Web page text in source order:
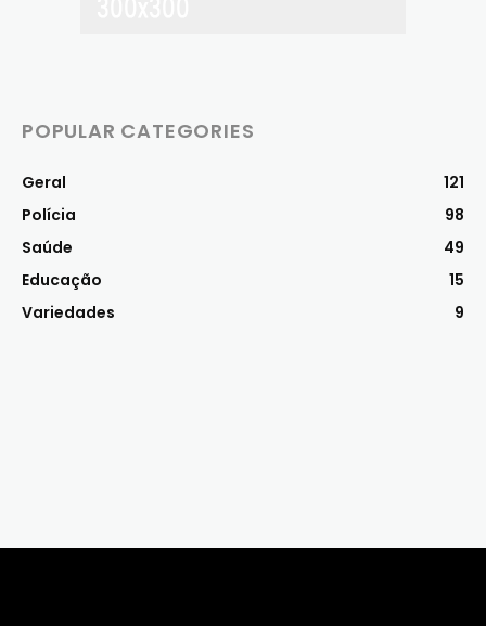
POPULAR CATEGORIES
Geral
121
Polícia
98
Saúde
49
Educação
15
Variedades
9